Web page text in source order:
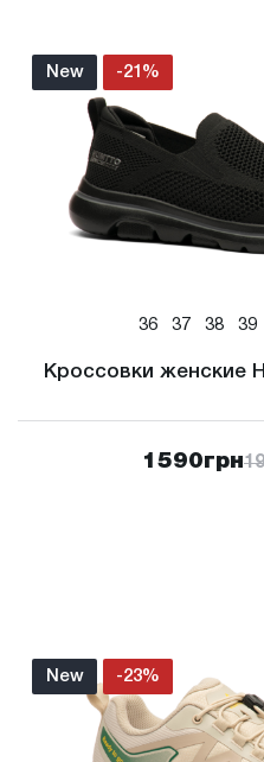
New -21%
36 37 38 39
Кроссовки женские
1590грн
New -23%